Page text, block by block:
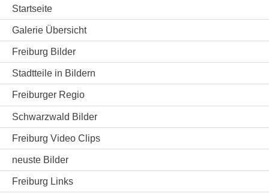
Startseite
Galerie Übersicht
Freiburg Bilder
Stadtteile in Bildern
Freiburger Regio
Schwarzwald Bilder
Freiburg Video Clips
neuste Bilder
Freiburg Links